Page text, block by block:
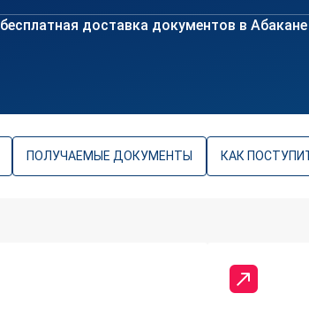
бесплатная доставка документов в Абакане
ПОЛУЧАЕМЫЕ ДОКУМЕНТЫ КАК